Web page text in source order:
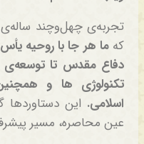
تجربه‌ی چهل‌وچند
کهما هر جا با روحیه
دفاع مقدس تا توسعه‌ی
تکنولوژی ها و
اسلامی. این
عین محاصره، مسیر